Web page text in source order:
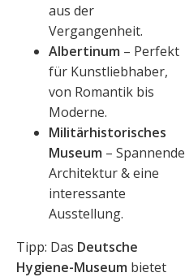
aus der
Vergangenheit.
Albertinum – Perfekt
für Kunstliebhaber,
von Romantik bis
Moderne.
Militärhistorisches
Museum – Spannende
Architektur & eine
interessante
Ausstellung.
Tipp: Das Deutsche
Hygiene-Museum bietet